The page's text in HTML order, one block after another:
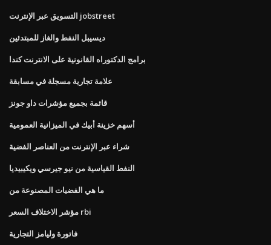
التسويق عبر الإنترنت jobstreet
ديسيبل النفط والغاز للمبتدئين
برامج الدكتوراه القانونية على الانترنت كندا
علامة تجارية مسجلة في مسابقة
قائمة بجميع مؤشرات داو جونز
أسهم خزينة أبيك في الميزانية العمومية
شراء عبر الإنترنت من العناصر الفضية
النفط القياسية من نيو جيرسي ويكيبيديا
ما هي الفضيات المصنوعة من
مؤشر الاختلاف السعر rbi
فاتورة وليامز التجارية